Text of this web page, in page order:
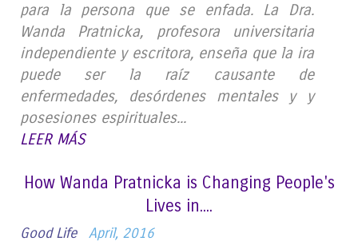
para la persona que se enfada. La Dra.
Wanda Pratnicka, profesora universitaria
independiente y escritora, enseña que la ira
puede ser la raíz causante de
enfermedades, desórdenes mentales y y
posesiones espirituales...
LEER MÁS
How Wanda Pratnicka is Changing People's
Lives in....
Good Life April, 2016